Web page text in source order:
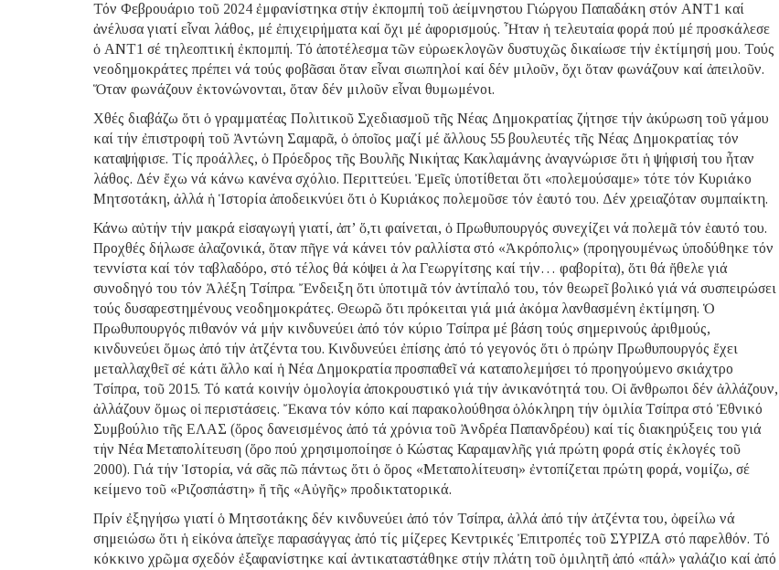
Τόν Φεβρουάριο τοῦ 2024 ἐμφανίστηκα στήν ἐκπομπή τοῦ ἀείμνηστου Γιώργου Παπαδάκη στόν ΑΝΤ1 καί
ἀνέλυσα γιατί εἶναι λάθος, μέ ἐπιχειρήματα καί ὄχι μέ ἀφορισμούς. Ἦταν ἡ τελευταία φορά πού μέ προσκάλεσε
ὁ ΑΝΤ1 σέ τηλεοπτική ἐκπομπή. Τό ἀποτέλεσμα τῶν εὐρωεκλογῶν δυστυχῶς δικαίωσε τήν ἐκτίμησή μου. Τούς
νεοδημοκράτες πρέπει νά τούς φοβᾶσαι ὅταν εἶναι σιωπηλοί καί δέν μιλοῦν, ὄχι ὅταν φωνάζουν καί ἀπειλοῦν.
Ὅταν φωνάζουν ἐκτονώνονται, ὅταν δέν μιλοῦν εἶναι θυμωμένοι.
Χθές διαβάζω ὅτι ὁ γραμματέας Πολιτικοῦ Σχεδιασμοῦ τῆς Νέας Δημοκρατίας ζήτησε τήν ἀκύρωση τοῦ γάμου
καί τήν ἐπιστροφή τοῦ Ἀντώνη Σαμαρᾶ, ὁ ὁποῖος μαζί μέ ἄλλους 55 βουλευτές τῆς Νέας Δημοκρατίας τόν
καταψήφισε. Τίς προάλλες, ὁ Πρόεδρος τῆς Βουλῆς Νικήτας Κακλαμάνης ἀναγνώρισε ὅτι ἡ ψήφισή του ἦταν
λάθος. Δέν ἔχω νά κάνω κανένα σχόλιο. Περιττεύει. Ἐμεῖς ὑποτίθεται ὅτι «πολεμούσαμε» τότε τόν Κυριάκο
Μητσοτάκη, ἀλλά ἡ Ἱστορία ἀποδεικνύει ὅτι ὁ Κυριάκος πολεμοῦσε τόν ἑαυτό του. Δέν χρειαζόταν συμπαίκτη.
Κάνω αὐτήν τήν μακρά εἰσαγωγή γιατί, ἀπ’ ὅ,τι φαίνεται, ὁ Πρωθυπουργός συνεχίζει νά πολεμᾶ τόν ἑαυτό του.
Προχθές δήλωσε ἀλαζονικά, ὅταν πῆγε νά κάνει τόν ραλλίστα στό «Ἀκρόπολις» (προηγουμένως ὑποδύθηκε τόν
τεννίστα καί τόν ταβλαδόρο, στό τέλος θά κόψει ἀ λα Γεωργίτσης καί τήν… φαβορίτα), ὅτι θά ἤθελε γιά
συνοδηγό του τόν Ἀλέξη Τσίπρα. Ἔνδειξη ὅτι ὑποτιμᾶ τόν ἀντίπαλό του, τόν θεωρεῖ βολικό γιά νά συσπειρώσει
τούς δυσαρεστημένους νεοδημοκράτες. Θεωρῶ ὅτι πρόκειται γιά μιά ἀκόμα λανθασμένη ἐκτίμηση. Ὁ
Πρωθυπουργός πιθανόν νά μήν κινδυνεύει ἀπό τόν κύριο Τσίπρα μέ βάση τούς σημερινούς ἀριθμούς,
κινδυνεύει ὅμως ἀπό τήν ἀτζέντα του. Κινδυνεύει ἐπίσης ἀπό τό γεγονός ὅτι ὁ πρώην Πρωθυπουργός ἔχει
μεταλλαχθεῖ σέ κάτι ἄλλο καί ἡ Νέα Δημοκρατία προσπαθεῖ νά καταπολεμήσει τό προηγούμενο σκιάχτρο
Τσίπρα, τοῦ 2015. Τό κατά κοινήν ὁμολογία ἀποκρουστικό γιά τήν ἀνικανότητά του. Οἱ ἄνθρωποι δέν ἀλλάζουν,
ἀλλάζουν ὅμως οἱ περιστάσεις. Ἔκανα τόν κόπο καί παρακολούθησα ὁλόκληρη τήν ὁμιλία Τσίπρα στό Ἐθνικό
Συμβούλιο τῆς ΕΛΑΣ (ὅρος δανεισμένος ἀπό τά χρόνια τοῦ Ἀνδρέα Παπανδρέου) καί τίς διακηρύξεις του γιά
τήν Νέα Μεταπολίτευση (ὅρο πού χρησιμοποίησε ὁ Κώστας Καραμανλῆς γιά πρώτη φορά στίς ἐκλογές τοῦ
2000). Γιά τήν Ἱστορία, νά σᾶς πῶ πάντως ὅτι ὁ ὅρος «Μεταπολίτευση» ἐντοπίζεται πρώτη φορά, νομίζω, σέ
κείμενο τοῦ «Ριζοσπάστη» ἤ τῆς «Αὐγῆς» προδικτατορικά.
Πρίν ἐξηγήσω γιατί ὁ Μητσοτάκης δέν κινδυνεύει ἀπό τόν Τσίπρα, ἀλλά ἀπό τήν ἀτζέντα του, ὀφείλω νά
σημειώσω ὅτι ἡ εἰκόνα ἀπεῖχε παρασάγγας ἀπό τίς μίζερες Κεντρικές Ἐπιτροπές τοῦ ΣΥΡΙΖΑ στό παρελθόν. Τό
κόκκινο χρῶμα σχεδόν ἐξαφανίστηκε καί ἀντικαταστάθηκε στήν πλάτη τοῦ ὁμιλητῆ ἀπό «πάλ» γαλάζιο καί ἀπό